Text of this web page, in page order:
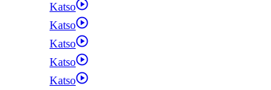
Katso
Katso
Katso
Katso
Katso